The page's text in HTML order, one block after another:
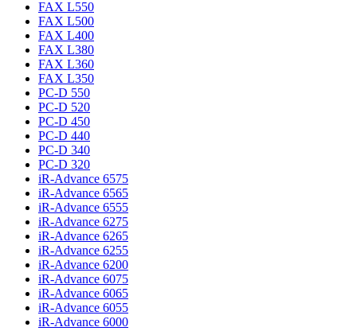
FAX L550
FAX L500
FAX L400
FAX L380
FAX L360
FAX L350
PC-D 550
PC-D 520
PC-D 450
PC-D 440
PC-D 340
PC-D 320
iR-Advance 6575
iR-Advance 6565
iR-Advance 6555
iR-Advance 6275
iR-Advance 6265
iR-Advance 6255
iR-Advance 6200
iR-Advance 6075
iR-Advance 6065
iR-Advance 6055
iR-Advance 6000